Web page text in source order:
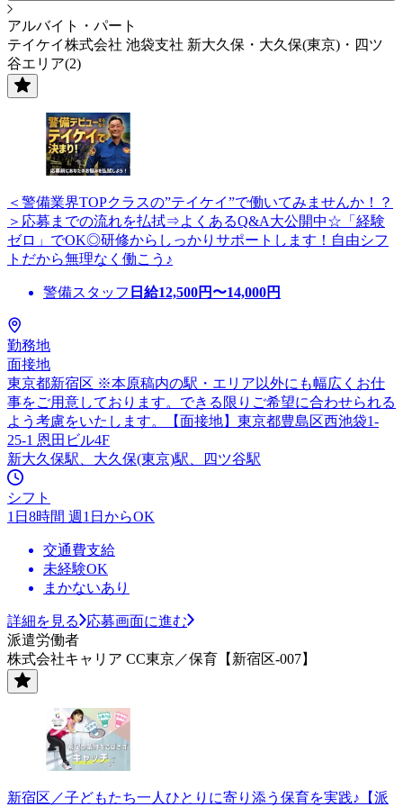
アルバイト・パート
テイケイ株式会社 池袋支社 新大久保・大久保(東京)・四ツ
谷エリア(2)
＜警備業界TOPクラスの”テイケイ”で働いてみませんか！？
＞応募までの流れを払拭⇒よくあるQ&A大公開中☆「経験
ゼロ」でOK◎研修からしっかりサポートします！自由シフ
トだから無理なく働こう♪
警備スタッフ 日給12,500円〜14,000円
勤務地
面接地
東京都新宿区 ※本原稿内の駅・エリア以外にも幅広くお仕
事をご用意しております。できる限りご希望に合わせられる
よう考慮をいたします。【面接地】東京都豊島区西池袋1-
25-1 恩田ビル4F
新大久保駅、大久保(東京)駅、四ツ谷駅
シフト
1日8時間 週1日からOK
交通費支給
未経験OK
まかないあり
詳細を見る
応募画面に進む
派遣労働者
株式会社キャリア CC東京／保育【新宿区-007】
新宿区／子どもたち一人ひとりに寄り添う保育を実践♪【派